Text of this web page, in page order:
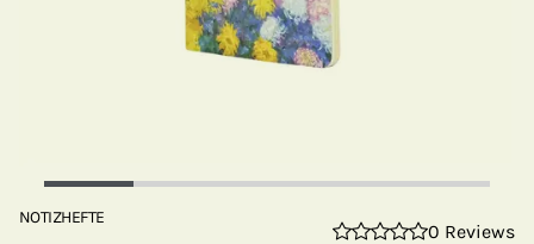
NOTIZHEFTE
0 Reviews